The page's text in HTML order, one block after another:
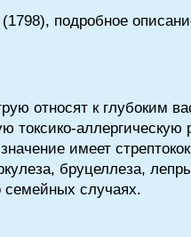
подробное
относят к глубоким
токсико-
имеет
бруцеллеза,
случаях.